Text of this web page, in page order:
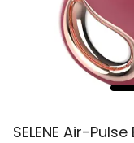
SELENE Air-